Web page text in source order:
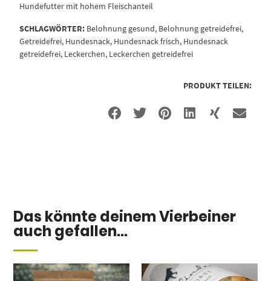
Hundefutter mit hohem Fleischanteil
SCHLAGWÖRTER: Belohnung gesund, Belohnung getreidefrei,
Getreidefrei, Hundesnack, Hundesnack frisch, Hundesnack
getreidefrei, Leckerchen, Leckerchen getreidefrei
PRODUKT TEILEN:
Das könnte deinem Vierbeiner
auch gefallen...